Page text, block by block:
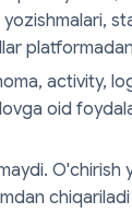
activity,
oid
O'chirish